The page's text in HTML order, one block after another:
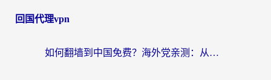
回国代理vpn
如何翻墙到中国免费？海外党亲测：从踩坑到选对加速器的全攻略